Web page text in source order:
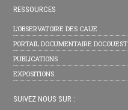
RESSOURCES
L’OBSERVATOIRE DES CAUE
PORTAIL DOCUMENTAIRE DOCOUEST
PUBLICATIONS
EXPOSITIONS
SUIVEZ NOUS SUR :